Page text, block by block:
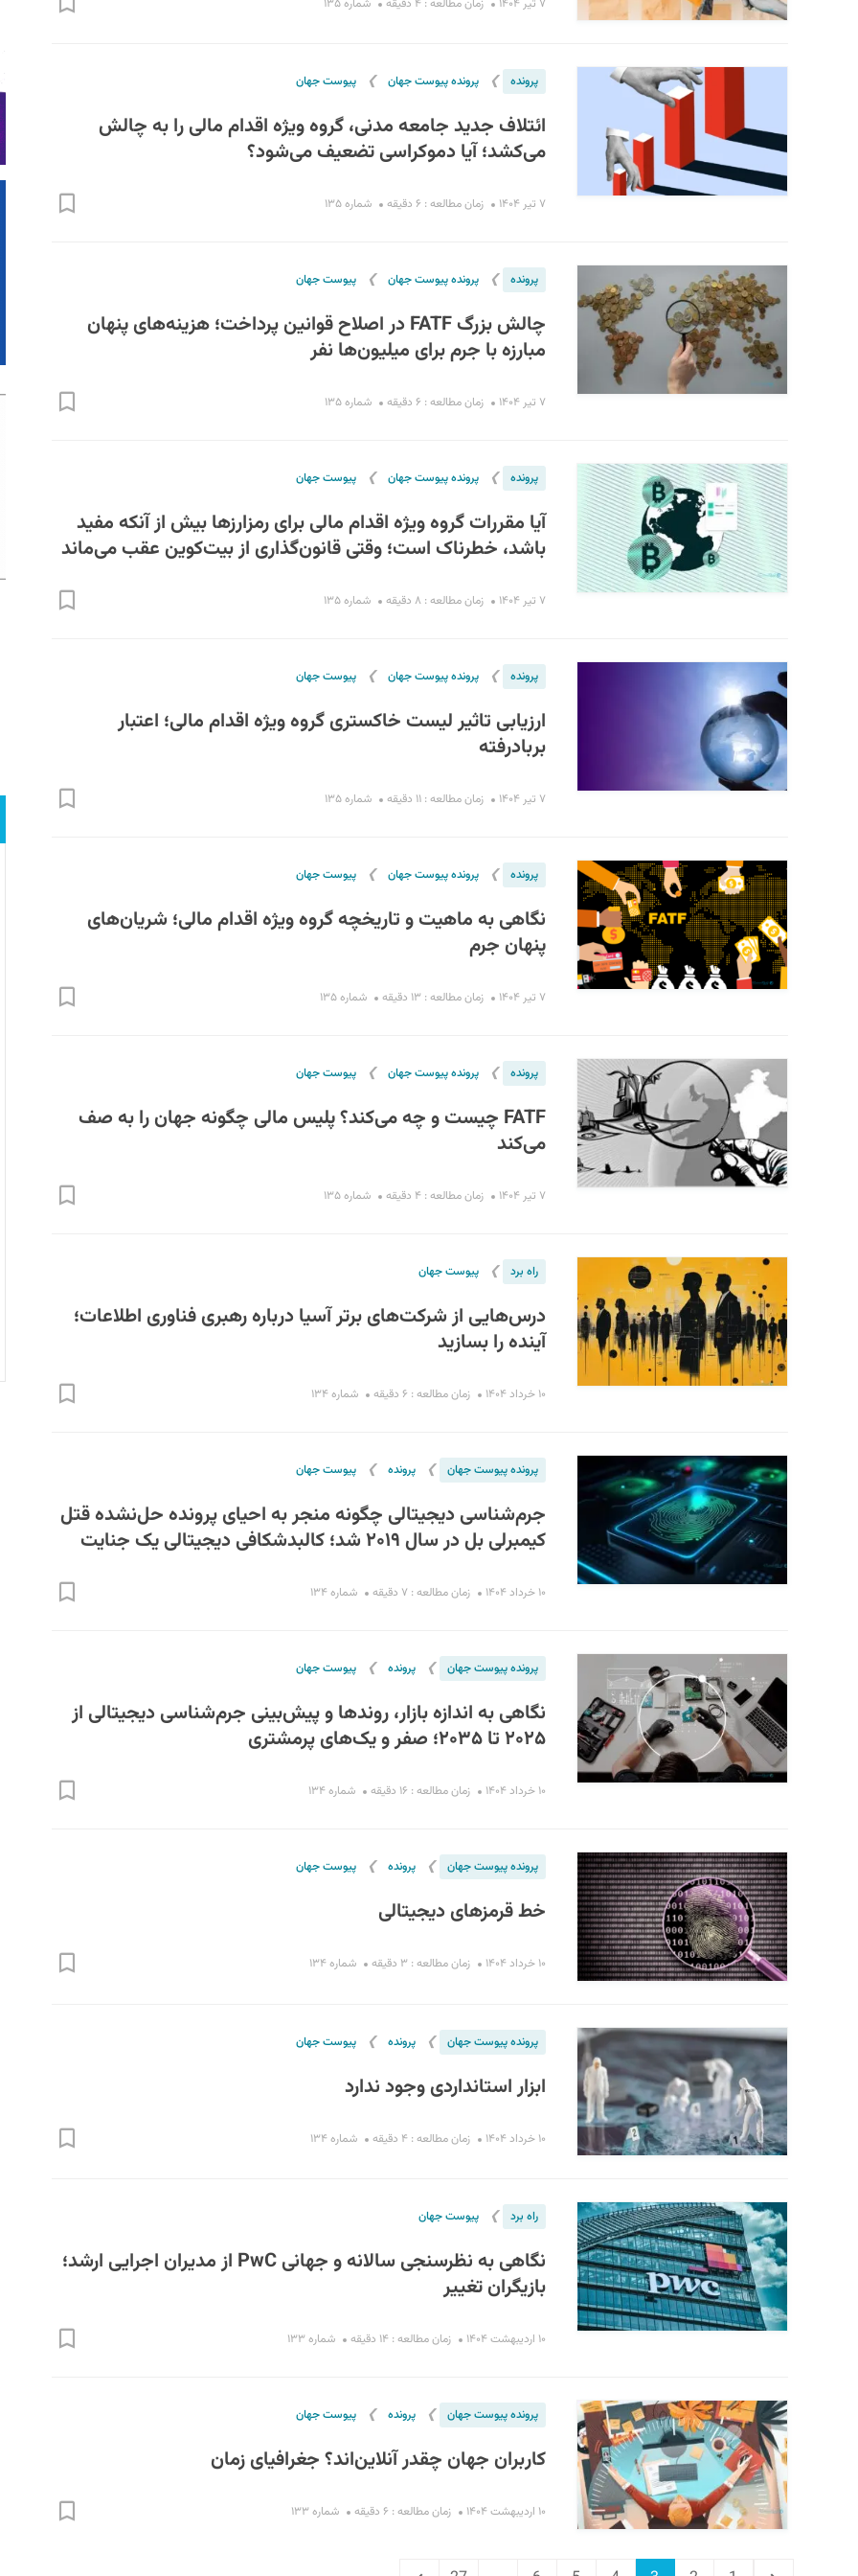
پرونده ❯ پرونده پیوست جهان ❯ پیوست جهان
ائتلاف جدید جامعه مدنی، گروه ویژه اقدام مالی را به چالش
می‌کشد؛ آیا دموکراسی تضعیف می‌شود؟
۷ تیر ۱۴۰۴ زمان مطالعه : ۶ دقیقه شماره ۱۳۵
پرونده ❯ پرونده پیوست جهان ❯ پیوست جهان
چالش بزرگ FATF در اصلاح قوانین پرداخت؛ هزینه‌های پنهان
مبارزه با جرم برای میلیون‌ها نفر
۷ تیر ۱۴۰۴ زمان مطالعه : ۶ دقیقه شماره ۱۳۵
پرونده ❯ پرونده پیوست جهان ❯ پیوست جهان
آیا مقررات گروه ویژه اقدام مالی برای رمزارزها بیش از آنکه مفید
باشد، خطرناک است؛ وقتی قانون‌گذاری از بیت‌کوین عقب می‌ماند
۷ تیر ۱۴۰۴ زمان مطالعه : ۸ دقیقه شماره ۱۳۵
پرونده ❯ پرونده پیوست جهان ❯ پیوست جهان
ارزیابی تاثیر لیست خاکستری گروه ویژه اقدام مالی؛‌ اعتبار
بربادرفته
۷ تیر ۱۴۰۴ زمان مطالعه : ۱۱ دقیقه شماره ۱۳۵
پرونده ❯ پرونده پیوست جهان ❯ پیوست جهان
نگاهی به ماهیت و تاریخچه گروه ویژه اقدام مالی؛ شریان‌های
پنهان جرم
۷ تیر ۱۴۰۴ زمان مطالعه : ۱۳ دقیقه شماره ۱۳۵
پرونده ❯ پرونده پیوست جهان ❯ پیوست جهان
FATF چیست و چه می‌کند؟ پلیس مالی چگونه جهان را به صف
می‌کند
۷ تیر ۱۴۰۴ زمان مطالعه : ۴ دقیقه شماره ۱۳۵
راه برد ❯ پیوست جهان
درس‌هایی از شرکت‌های برتر آسیا درباره رهبری فناوری اطلاعات؛
آینده را بسازید
۱۰ خرداد ۱۴۰۴ زمان مطالعه : ۶ دقیقه شماره ۱۳۴
پرونده پیوست جهان ❯ پرونده ❯ پیوست جهان
جرم‌شناسی دیجیتالی چگونه منجر به احیای پرونده حل‌نشده قتل
کیمبرلی بل در سال ۲۰۱۹ شد؛ کالبدشکافی دیجیتالی یک جنایت
۱۰ خرداد ۱۴۰۴ زمان مطالعه : ۷ دقیقه شماره ۱۳۴
پرونده پیوست جهان ❯ پرونده ❯ پیوست جهان
نگاهی به اندازه بازار، روندها و پیش‌بینی جرم‌شناسی دیجیتالی از
۲۰۲۵ تا ۲۰۳۵؛ صفر و یک‌های پرمشتری
۱۰ خرداد ۱۴۰۴ زمان مطالعه : ۱۶ دقیقه شماره ۱۳۴
پرونده پیوست جهان ❯ پرونده ❯ پیوست جهان
خط قرمزهای دیجیتالی
۱۰ خرداد ۱۴۰۴ زمان مطالعه : ۳ دقیقه شماره ۱۳۴
پرونده پیوست جهان ❯ پرونده ❯ پیوست جهان
ابزار استانداردی وجود ندارد
۱۰ خرداد ۱۴۰۴ زمان مطالعه : ۴ دقیقه شماره ۱۳۴
راه برد ❯ پیوست جهان
نگاهی به نظرسنجی سالانه و جهانی PwC از مدیران اجرایی ارشد؛
بازیگران تغییر
۱۰ اردیبهشت ۱۴۰۴ زمان مطالعه : ۱۴ دقیقه شماره ۱۳۳
پرونده پیوست جهان ❯ پرونده ❯ پیوست جهان
کاربران جهان چقدر آنلاین‌اند؟ جغرافیای زمان
۱۰ اردیبهشت ۱۴۰۴ زمان مطالعه : ۶ دقیقه شماره ۱۳۳